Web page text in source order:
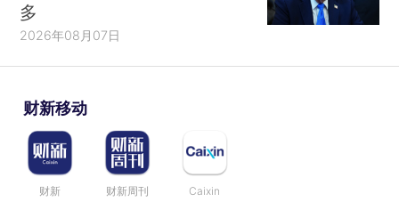
多
2026年08月07日
财新移动
财新 财新周刊 Caixin